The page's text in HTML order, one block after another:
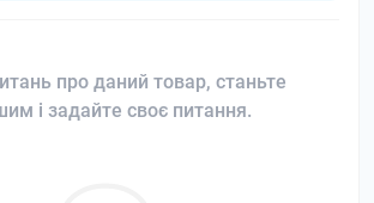
про даний товар, станьте
і задайте своє питання.